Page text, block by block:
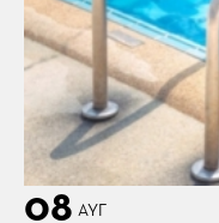
08 ΑΥΓ